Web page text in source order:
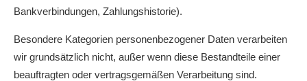
Bankverbindungen, Zahlungshistorie).
Besondere Kategorien personenbezogener Daten verarbeiten
wir grundsätzlich nicht, außer wenn diese Bestandteile einer
beauftragten oder vertragsgemäßen Verarbeitung sind.